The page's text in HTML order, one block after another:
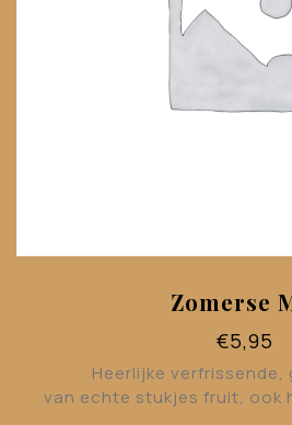
Zomerse
€5,95
Heerlijke verfrissende,
van echte stukjes fruit, ook